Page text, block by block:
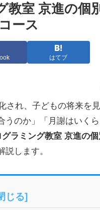
教室 京進の個
ース
はてブ
され、子どもの将来を
のか」「月謝はいくら
ラミング教室 京進の
します。